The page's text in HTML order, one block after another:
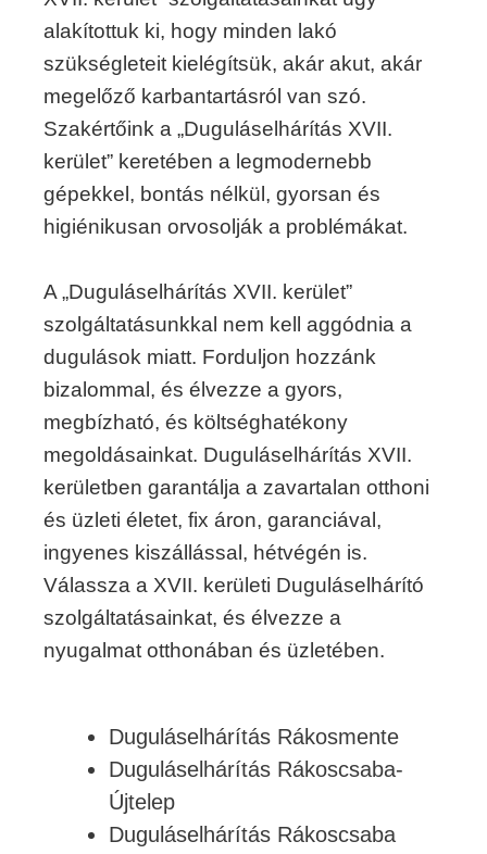
alakítottuk ki, hogy minden lakó
szükségleteit kielégítsük, akár akut, akár
megelőző karbantartásról van szó.
Szakértőink a „Duguláselhárítás XVII.
kerület” keretében a legmodernebb
gépekkel, bontás nélkül, gyorsan és
higiénikusan orvosolják a problémákat.
A „Duguláselhárítás XVII. kerület”
szolgáltatásunkkal nem kell aggódnia a
dugulások miatt. Forduljon hozzánk
bizalommal, és élvezze a gyors,
megbízható, és költséghatékony
megoldásainkat. Duguláselhárítás XVII.
kerületben garantálja a zavartalan otthoni
és üzleti életet, fix áron, garanciával,
ingyenes kiszállással, hétvégén is.
Válassza a XVII. kerületi Duguláselhárító
szolgáltatásainkat, és élvezze a
nyugalmat otthonában és üzletében.
Duguláselhárítás Rákosmente
Duguláselhárítás Rákoscsaba-
Újtelep
Duguláselhárítás Rákoscsaba